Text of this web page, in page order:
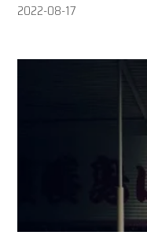
2022-08-17